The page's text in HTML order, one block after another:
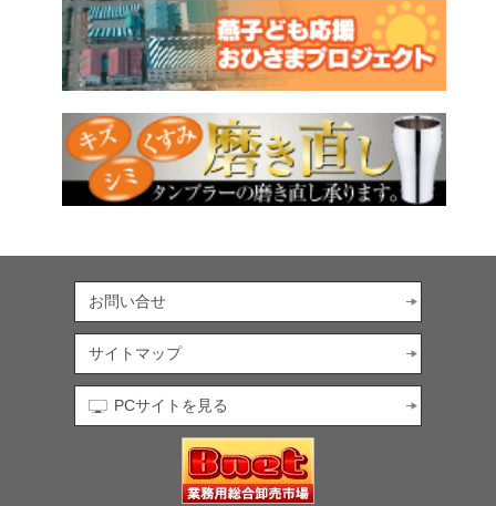
お問い合せ
サイトマップ
PCサイトを見る